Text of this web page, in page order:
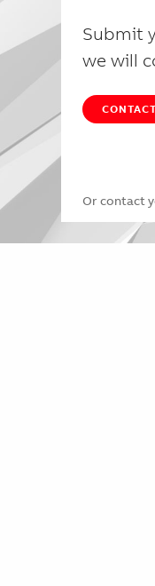
Submit
we will
Or contact